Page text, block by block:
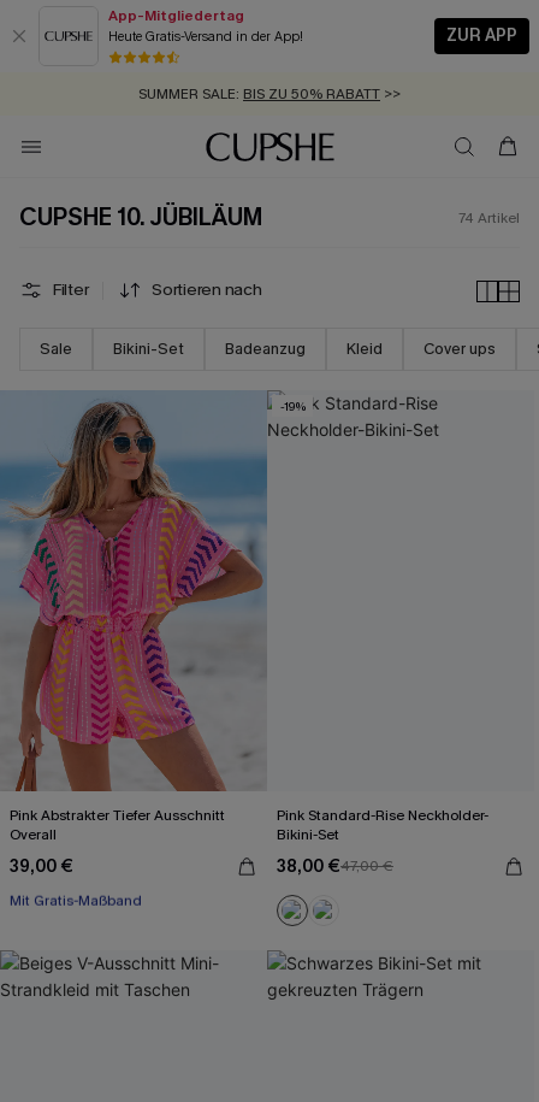
App-Mitgliedertag
Heute Gratis-Versand in der App! ZUR APP
GRATIS MASSBAND MIT JEDEM SCHNELLVERSAND-ARTIKEL >>
SUMMER SALE:
ZUM NEWSLETTER:BIS ZU -20% EXTRA ERHALTEN
KOSTENLOSER VERSAND AB 89 €
CUPSHE 10. JÜBILÄUM 74 Artikel
Filter Sortieren nach
Sale Bikini-Set Badeanzug Kleid Cover ups
Pink Abstrakter Tiefer Ausschnitt
Overall
39,00 €
Mit Gratis-Maßband
Gesmokt
-19%
Pink Standard-Rise Neckholder-
Bikini-Set
38,00 €47,00 €